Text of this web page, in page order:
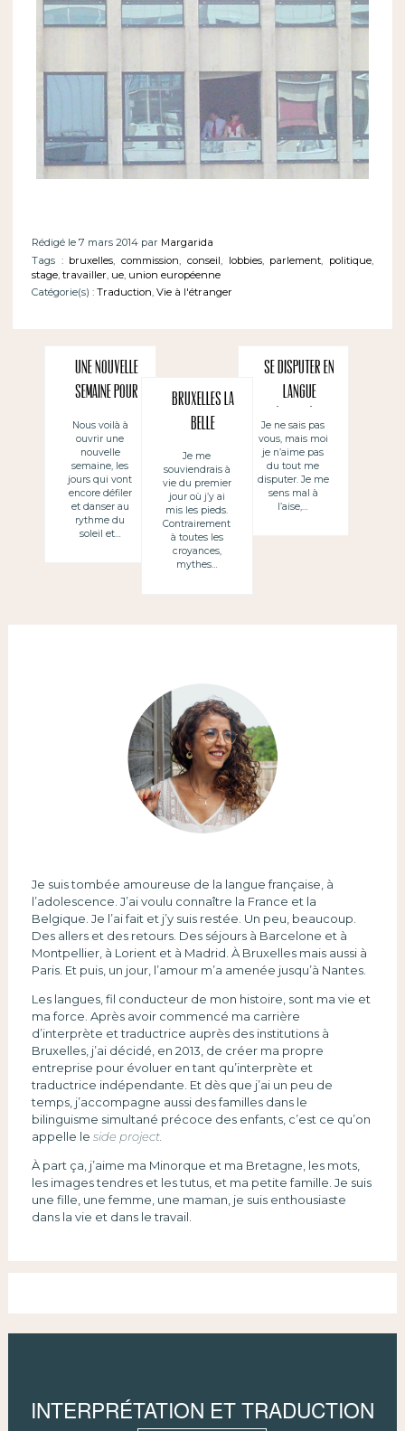
Rédigé le 7 mars 2014 par Margarida
Tags : bruxelles,commission, conseil, lobbies, parlement, politique,
stage, travailler, ue, union européenne
Catégorie(s) : Traduction, Vie à l'étranger
Une nouvelle
semaine pour
de jolies
choses
Nous voilà à
ouvrir une
nouvelle
semaine, les
jours qui vont
encore défiler
et danser au
rythme du
soleil et…
Bruxelles la
belle
Je me
souviendrais à
vie du premier
jour où j’y ai
mis les pieds.
Contrairement
à toutes les
croyances,
mythes…
Se disputer en
langue
étrangère
Je ne sais pas
vous, mais moi
je n’aime pas
du tout me
disputer. Je me
sens mal à
l’aise,…
Je suis tombée amoureuse de la langue française, à
l’adolescence. J’ai voulu connaître la France et la
Belgique. Je l’ai fait et j’y suis restée. Un peu, beaucoup.
Des allers et des retours. Des séjours à Barcelone et à
Montpellier, à Lorient et à Madrid. À Bruxelles mais aussi à
Paris. Et puis, un jour, l’amour m’a amenée jusqu’à Nantes.
Les langues, fil conducteur de mon histoire, sont ma vie et
ma force. Après avoir commencé ma carrière
d’interprète et traductrice auprès des institutions à
Bruxelles, j’ai décidé, en 2013, de créer ma propre
entreprise pour évoluer en tant qu’interprète et
traductrice indépendante. Et dès que j’ai un peu de
temps, j’accompagne aussi des familles dans le
bilinguisme simultané précoce des enfants, c’est ce qu’on
appelle le side project.
À part ça, j’aime ma Minorque et ma Bretagne, les mots,
les images tendres et les tutus, et ma petite famille. Je suis
une fille, une femme, une maman, je suis enthousiaste
dans la vie et dans le travail.
INTERPRÉTATION ET TRADUCTION